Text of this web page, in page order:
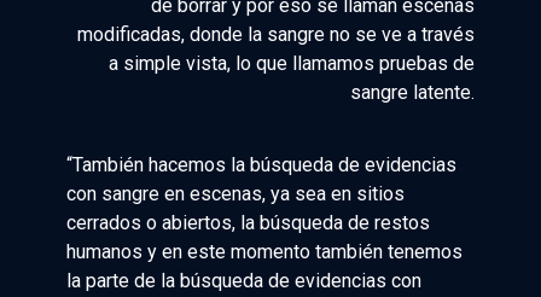
de borrar y por eso se llaman escenas
modificadas, donde la sangre no se ve a través
a simple vista, lo que llamamos pruebas de
sangre latente.
“También hacemos la búsqueda de evidencias
con sangre en escenas, ya sea en sitios
cerrados o abiertos, la búsqueda de restos
humanos y en este momento también tenemos
la parte de la búsqueda de evidencias con